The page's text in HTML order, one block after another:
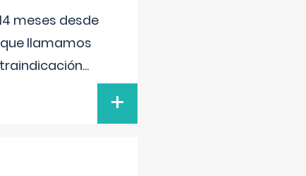
meses desde
llamamos
...
+